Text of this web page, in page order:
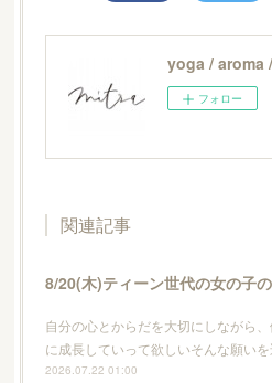
yoga / aroma
フォロー
関連記事
自分の心とからだを大切にしながら
に成長していって欲しいそんな願い
2026.07.22 01:00